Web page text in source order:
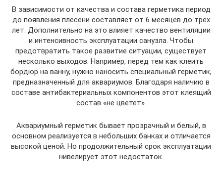
В зависимости от качества и состава герметика период
до появления плесени составляет от 6 месяцев до трех
лет. Дополнительно на это влияет качество вентиляции
и интенсивность эксплуатации санузла. Чтобы
предотвратить такое развитие ситуации, существует
несколько выходов. Например, перед тем как клеить
бордюр на ванну, нужно наносить специальный герметик,
предназначенный для аквариумов. Благодаря наличию в
составе антибактериальных компонентов этот клеящий
состав «не цветет».
Аквариумный герметик бывает прозрачный и белый, в
основном реализуется в небольших банках и отличается
высокой ценой. Но продолжительный срок эксплуатации
нивелирует этот недостаток.